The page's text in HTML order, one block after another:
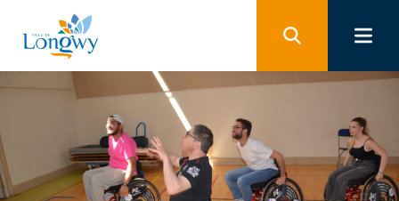
Panneau de gestion des cookies